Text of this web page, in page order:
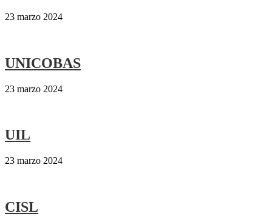
23 marzo 2024
UNICOBAS
23 marzo 2024
UIL
23 marzo 2024
CISL